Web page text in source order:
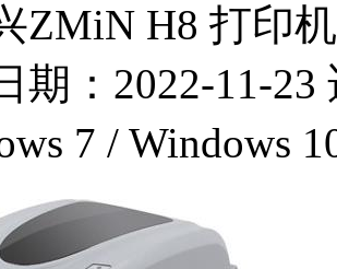
ZMiN H8 打印
期：2022-11-23
7 / Windows